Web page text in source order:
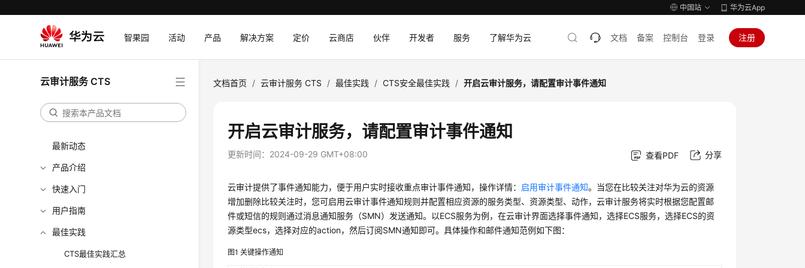
中国站 华为云App
智果园 活动 产品 解决方案 定价 云商店 伙伴 开发者 服务 了解华为云 文档 备案 控制台 登录 注册
云审计服务 CTS
最新动态
产品介绍
快速入门
用户指南
最佳实践
CTS最佳实践汇总
文档首页 / 云审计服务 CTS / 最佳实践 / CTS安全最佳实践 / 开启云审计服务，请配置审计事件通知
开启云审计服务，请配置审计事件通知
更新时间： 2024-09-29 GMT+08:00 查看PDF 分享
云审计提供了事件通知能力，便于用户实时接收重点审计事件通知，操作详情： 启用审计事件通知。当您在比较关注对华为云的资源
增加删除比较关注时，您可启用云审计事件通知规则并配置相应资源的服务类型、资源类型、动作，云审计服务将实时根据您配置邮
件或短信的规则通过消息通知服务（SMN）发送通知。以ECS服务为例，在云审计界面选择事件通知，选择ECS服务，选择ECS的资
源类型ecs，选择对应的action，然后订阅SMN通知即可。具体操作和邮件通知范例如下图：
图1关键操作通知